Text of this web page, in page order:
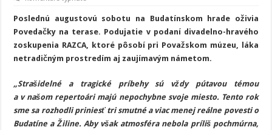
terase
Poslednú augustovú sobotu na Budatínskom hrade oživia
Povedačky na terase. Podujatie v podaní divadelno-hravého
zoskupenia RAZCA, ktoré pôsobí pri Považskom múzeu, láka
netradičným prostredím aj zaujímavým námetom.
„Strašidelné a tragické príbehy sú vždy pútavou témou
a v našom repertoári majú nepochybne svoje miesto. Tento rok
sme sa rozhodli priniesť tri smutné a viac menej reálne povesti o
Budatíne a Žiline. Aby však atmosféra nebola príliš pochmúrna,